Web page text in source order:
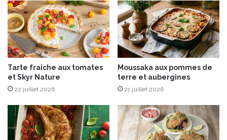
Tarte fraîche aux tomates
et Skyr Nature
22 juillet 2026
Moussaka aux pommes de
terre et aubergines
21 juillet 2026